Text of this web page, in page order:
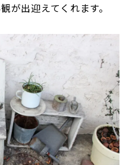
が出迎えてくれます。